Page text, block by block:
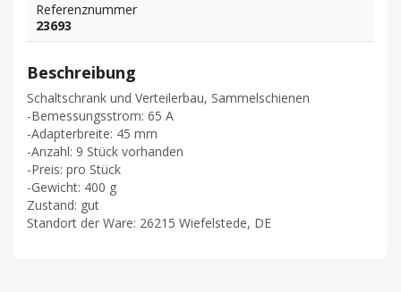
Referenznummer
23693
Beschreibung
Schaltschrank und Verteilerbau, Sammelschienen
-Bemessungsstrom: 65 A
-Adapterbreite: 45 mm
-Anzahl: 9 Stück vorhanden
-Preis: pro Stück
-Gewicht: 400 g
Zustand: gut
Standort der Ware: 26215 Wiefelstede, DE